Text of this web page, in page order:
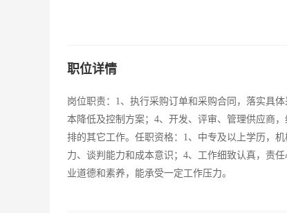
职位详情
岗位职责：1、执行采购订单和采购合同，落实具
本降低及控制方案；4、开发、评审、管理供应商
排的其它工作。任职资格：1、中专及以上学历，
力、谈判能力和成本意识；4、工作细致认真，责
业道德和素养，能承受一定工作压力。